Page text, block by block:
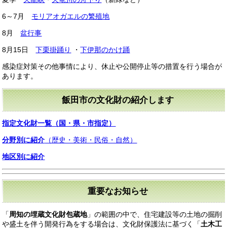
6～7月 モリアオガエルの繁殖地
8月盆行事
8月15日下栗掛踊り ・下伊那のかけ踊
感染症対策その他事情により、休止や公開停止等の措置を行う場合が
あります。
飯田市の文化財の紹介します
指定文化財一覧（国・県・市指定）
分野別に紹介 （歴史・美術・民俗・自然）
地区別に紹介
重要なお知らせ
「周知の埋蔵文化財包蔵地」の範囲の中で、住宅建設等の土地の掘削
や盛土を伴う開発行為をする場合は、文化財保護法に基づく「土木工